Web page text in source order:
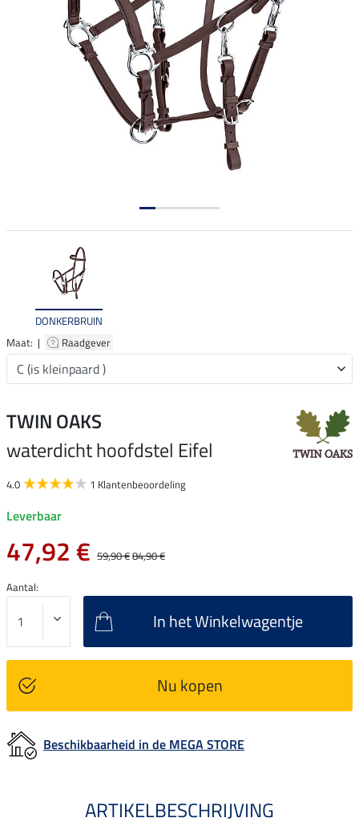
DONKERBRUIN
Maat: |
Raadgever
TWIN OAKS
waterdicht hoofdstel Eifel
4.0 1 Klantenbeoordeling
Leverbaar
47,92 € 59,90 €84,90 €
Aantal:
In het Winkelwagentje
Nu kopen
Beschikbaarheid in de MEGA STORE
ARTIKELBESCHRIJVING